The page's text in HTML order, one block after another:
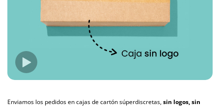
Enviamos los pedidos en cajas de cartón súperdiscretas,sin logos, sin